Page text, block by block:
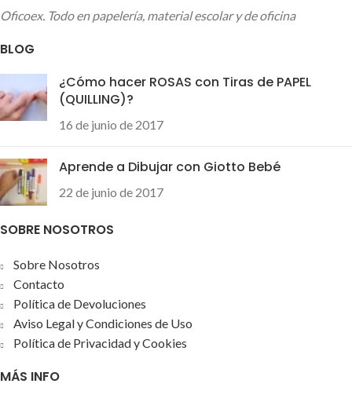
puede evitar una
Oficoex. Todo en papelería, material escolar y de oficina
BLOG
¿Cómo hacer ROSAS con Tiras de PAPEL
(QUILLING)?
16 de junio de 2017
Aprende a Dibujar con Giotto Bebé
22 de junio de 2017
SOBRE NOSOTROS
Sobre Nosotros
Contacto
Política de Devoluciones
Aviso Legal y Condiciones de Uso
Política de Privacidad y Cookies
MÁS INFO